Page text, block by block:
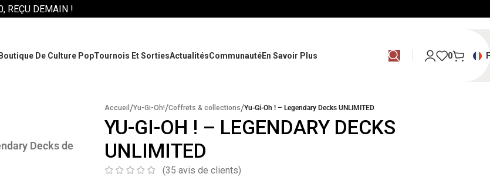
REÇU DEMAIN !
De Culture PopTournois Et SortiesActualitésCommunautéEn Savoir Plus 0
Decks de
Accueil /Yu-Gi-Oh!/Coffrets & collections/Yu-Gi-Oh ! – Legendary Decks UNLIMITED
YU-GI-OH ! – LEGENDARY DECKS
UNLIMITED
(35 avis de clients)